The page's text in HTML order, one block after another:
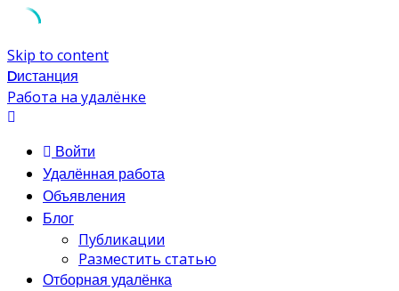
Skip to content
Dистанция
Работа на удалёнке
Войти
Удалённая работа
Объявления
Блог
Публикации
Разместить статью
Отборная удалёнка